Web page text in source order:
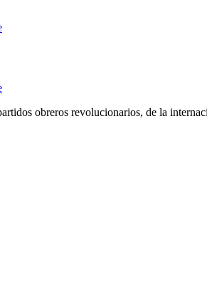
obreros revolucionarios, de la